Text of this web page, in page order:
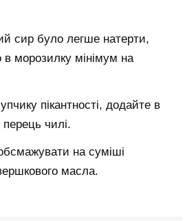
сир було легше натерти,
в морозилку мінімум на
пікантності, додайте в
перець чилі.
на суміші
масла.